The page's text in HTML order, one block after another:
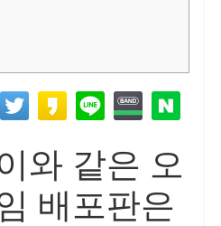
와 같은 오
배포판은